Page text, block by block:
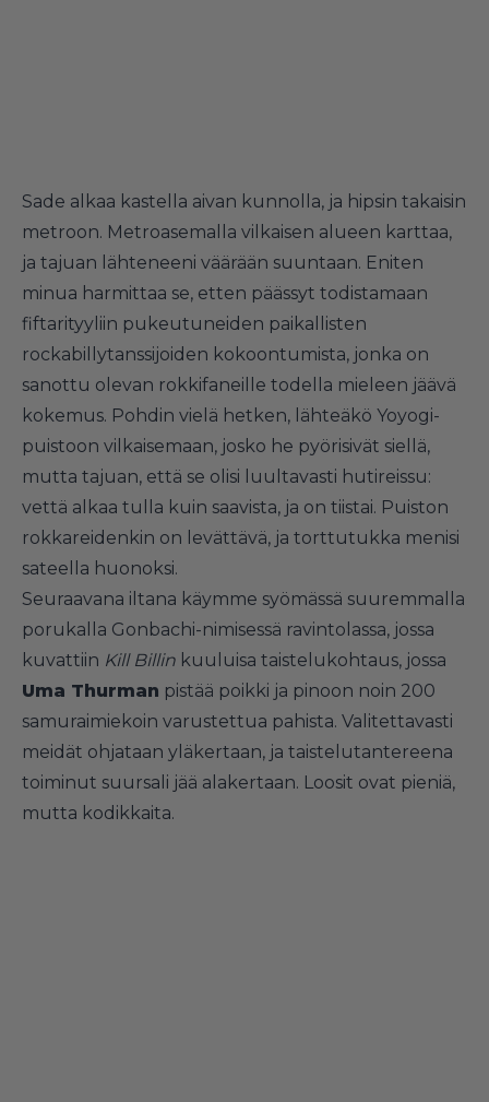
Sade alkaa kastella aivan kunnolla, ja hipsin takaisin
metroon. Metroasemalla vilkaisen alueen karttaa,
ja tajuan lähteneeni väärään suuntaan. Eniten
minua harmittaa se, etten päässyt todistamaan
fiftarityyliin pukeutuneiden paikallisten
rockabillytanssijoiden kokoontumista, jonka on
sanottu olevan rokkifaneille todella mieleen jäävä
kokemus. Pohdin vielä hetken, lähteäkö Yoyogi-
puistoon vilkaisemaan, josko he pyörisivät siellä,
mutta tajuan, että se olisi luultavasti hutireissu:
vettä alkaa tulla kuin saavista, ja on tiistai. Puiston
rokkareidenkin on levättävä, ja torttutukka menisi
sateella huonoksi.
Seuraavana iltana käymme syömässä suuremmalla
porukalla Gonbachi-nimisessä ravintolassa, jossa
kuvattiin Kill Billin kuuluisa taistelukohtaus, jossa
Uma Thurman pistää poikki ja pinoon noin 200
samuraimiekoin varustettua pahista. Valitettavasti
meidät ohjataan yläkertaan, ja taistelutantereena
toiminut suursali jää alakertaan. Loosit ovat pieniä,
mutta kodikkaita.